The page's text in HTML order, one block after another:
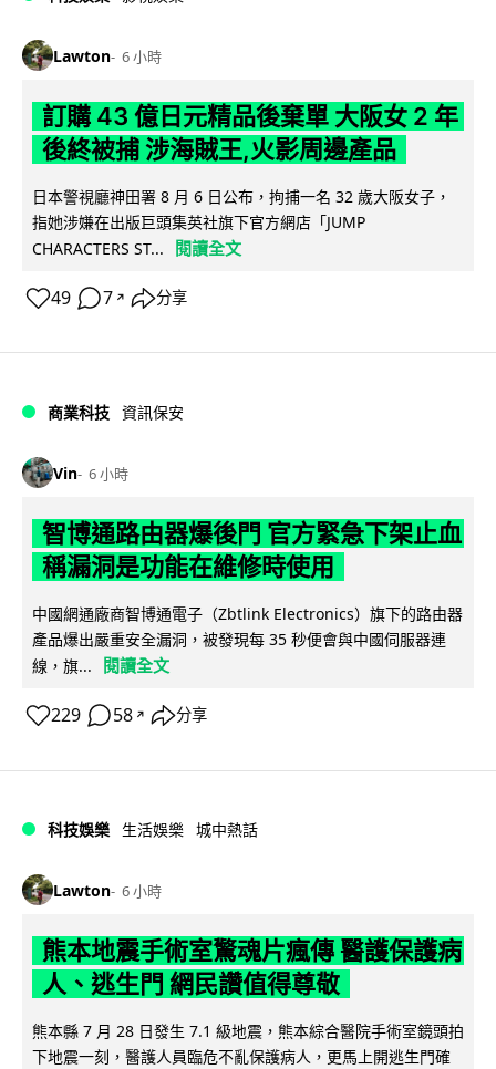
Lawton 6 小時
訂購 43 億日元精品後棄單 大阪女 2 年
後終被捕 涉海賊王,火影周邊產品
日本警視廳神田署 8 月 6 日公布，拘捕一名 32 歲大阪女子，
指她涉嫌在出版巨頭集英社旗下官方網店「JUMP
CHARACTERS ST...
閱讀全文
49 7 ↗ 分享
商業科技 資訊保安
Vin 6 小時
智博通路由器爆後門 官方緊急下架止血
稱漏洞是功能在維修時使用
中國網通廠商智博通電子（Zbtlink Electronics）旗下的路由器
產品爆出嚴重安全漏洞，被發現每 35 秒便會與中國伺服器連
線，旗...
閱讀全文
229 58 ↗ 分享
科技娛樂 生活娛樂 城中熱話
Lawton 6 小時
熊本地震手術室驚魂片瘋傳 醫護保護病
人、逃生門 網民讚值得尊敬
熊本縣 7 月 28 日發生 7.1 級地震，熊本綜合醫院手術室鏡頭拍
下地震一刻，醫護人員臨危不亂保護病人，更馬上開逃生門確